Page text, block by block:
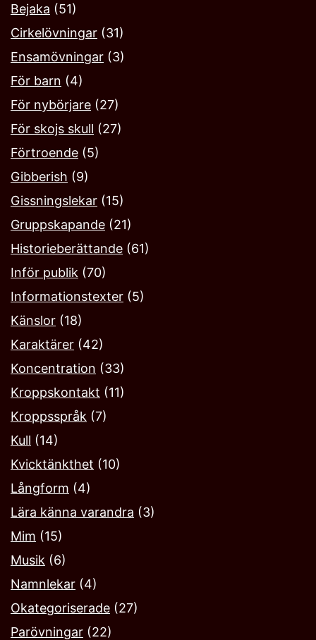
Bejaka‎ (51)
Cirkelövningar (31)
Ensamövningar (3)
För barn (4)
För nybörjare (27)
För skojs skull (27)
Förtroende (5)
Gibberish (9)
Gissningslekar (15)
Gruppskapande (21)
Historieberättande (61)
Inför publik (70)
Informationstexter (5)
Känslor (18)
Karaktärer (42)
Koncentration (33)
Kroppskontakt (11)
Kroppsspråk (7)
Kull (14)
Kvicktänkthet (10)
Långform (4)
Lära känna varandra (3)
Mim (15)
Musik (6)
Namnlekar‎ (4)
Okategoriserade (27)
Parövningar (22)